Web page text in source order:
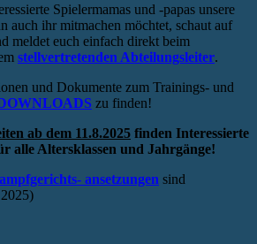
Spielermamas und -papas unsere
auch ihr mitmachen möchtet, schaut auf
meldet euch einfach direkt beim
stellvertretenden Abteilungsleiter.
und Dokumente zum Trainings- und
zu finden!
ab dem 11.8.2025 finden Interessierte
alle Altersklassen und Jahrgänge!
ansetzungen sind